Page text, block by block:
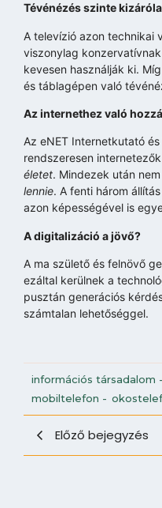
Tévénézés szinte
A televízió azon technikai
viszonylag
kevesen használják ki.
és táblagépen való
Az internethez való
Az eNET Internetkutató
rendszeresen
életet. Mindezek után
lennie. A fenti három
azon képességével is
A digitalizáció a jövő?
A ma születő és felnövő
ezáltal kerülnek a
pusztán generációs
számtalan lehetőséggel.
információs társadalom -
mobiltelefon -
Előző bejegyzés